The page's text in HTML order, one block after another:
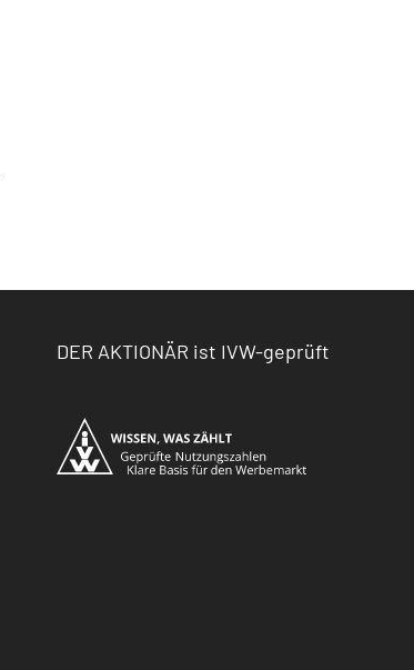
DER AKTIONÄR ist IVW-geprüft